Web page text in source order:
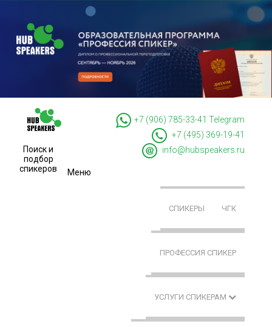
Поиск и
подбор
спикеров
+7 (906) 785-33-41
Telegram
+7 (495) 369-19-41
info@hubspeakers.ru
Меню
СПИКЕРЫ ЧГК
ПРОФЕССИЯ СПИКЕР
УСЛУГИ СПИКЕРАМ